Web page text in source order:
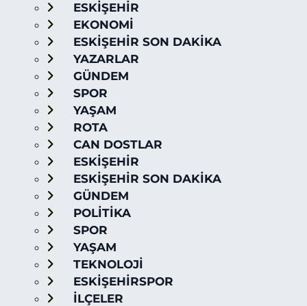
ESKİŞEHİR
EKONOMİ
ESKİŞEHİR SON DAKİKA
YAZARLAR
GÜNDEM
SPOR
YAŞAM
ROTA
CAN DOSTLAR
ESKİŞEHİR
ESKİŞEHİR SON DAKİKA
GÜNDEM
POLİTİKA
SPOR
YAŞAM
TEKNOLOJİ
ESKİŞEHİRSPOR
İLÇELER